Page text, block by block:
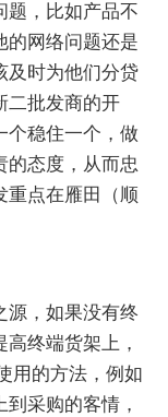
题，比如产品不
的网络问题还是
及时为他们分贷
二批发商的开
个稳住一个，做
的态度，从而忠
重点在雁田（顺
源，如果没有终
终端货架上，
用的方法，例如
采购的客情，